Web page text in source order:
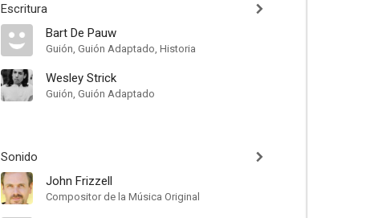
Escritura
Bart De Pauw
Guión, Guión Adaptado, Historia
Wesley Strick
Guión, Guión Adaptado
Sonido
John Frizzell
Compositor de la Música Original